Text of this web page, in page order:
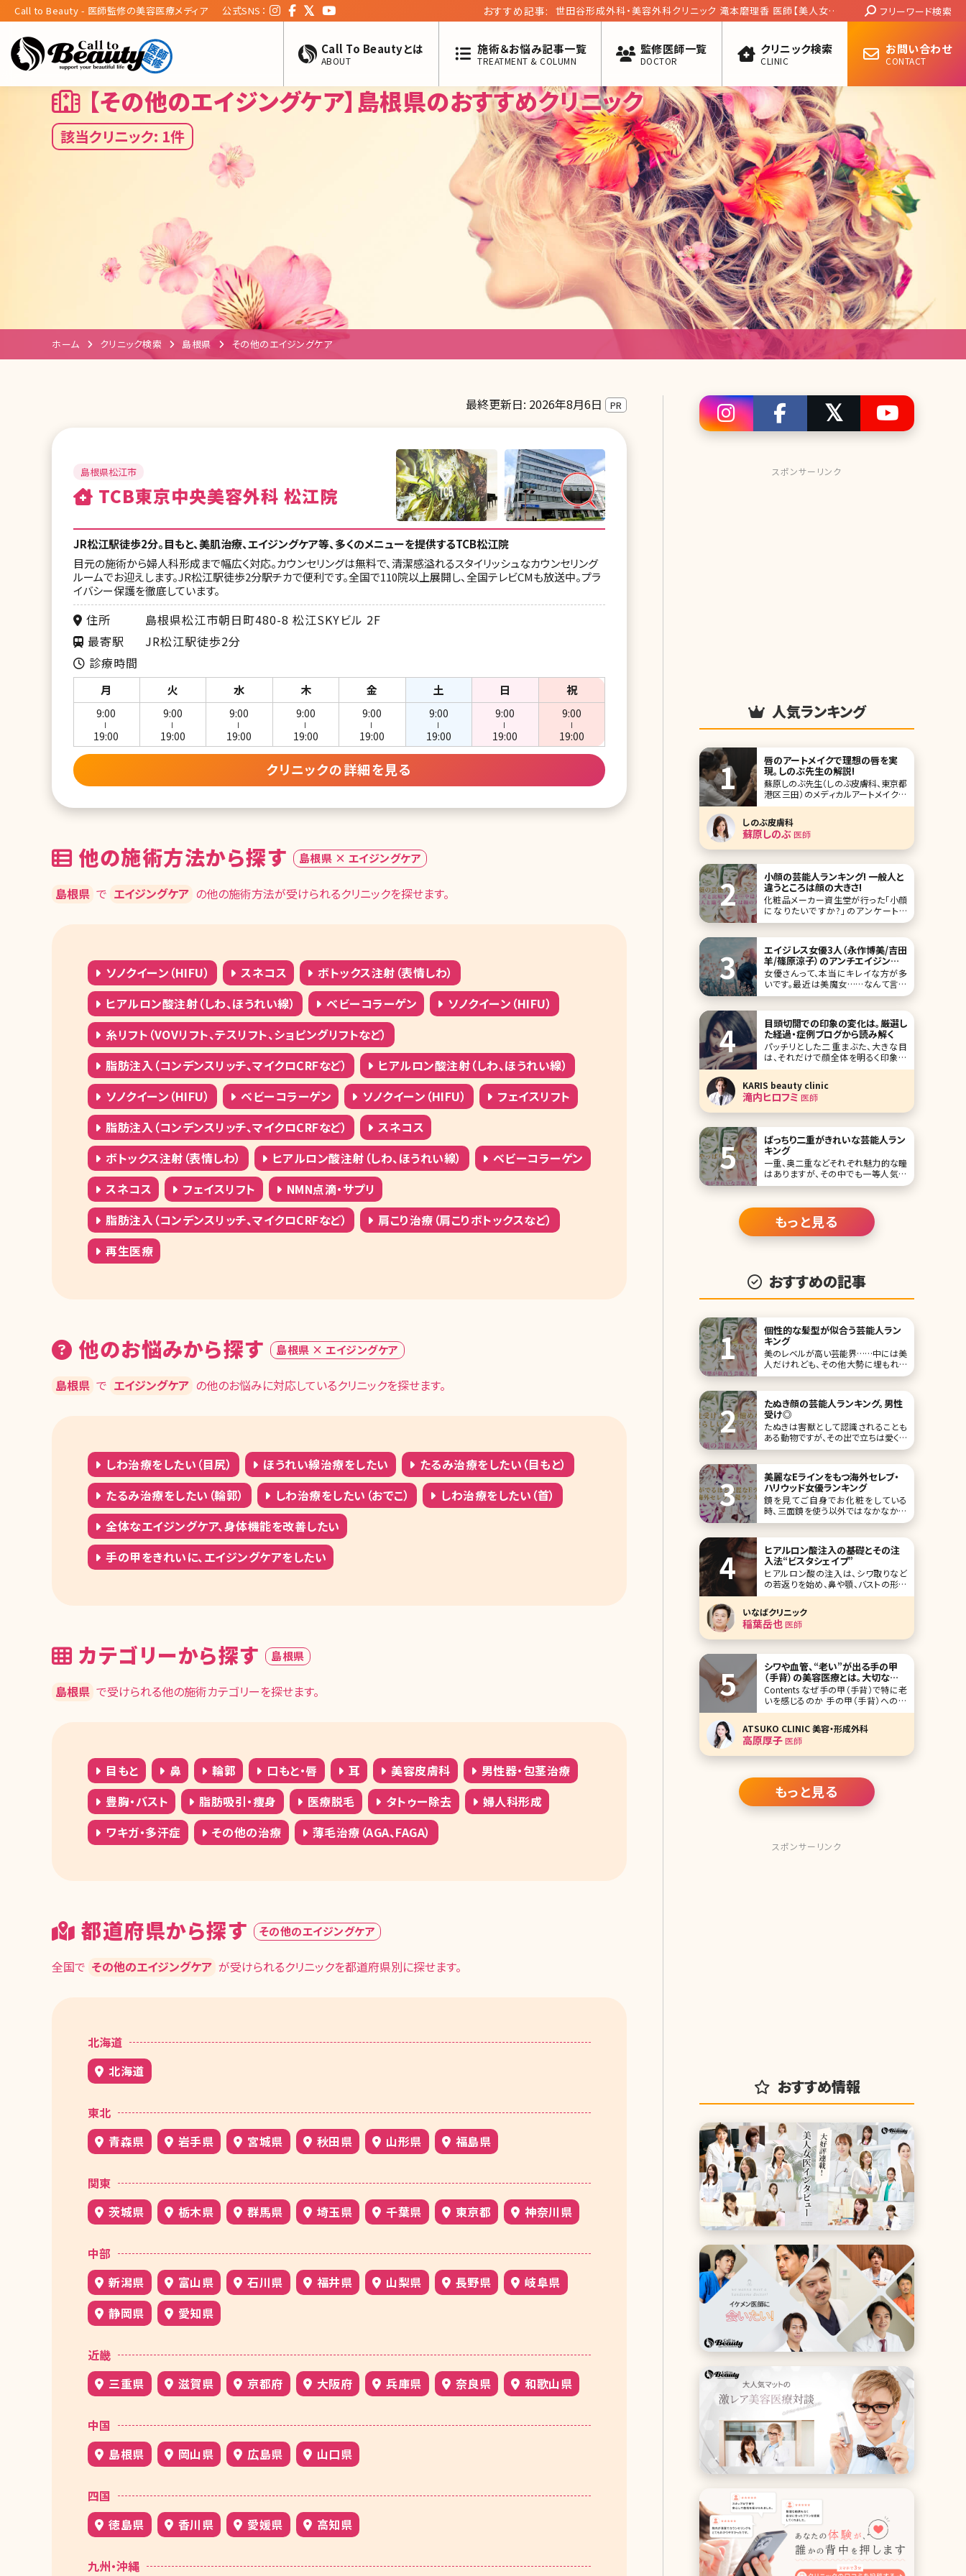
Call to Beauty - 医師監修の美容医療メディア 公式SNS： おすすめ記事:
夏にオススメの医療機関専売コスメ。初めてのかた選び方教えま
Search:
フリーワード検索
Call To Beautyとは
ABOUT
施術＆お悩み記事一覧
TREATMENT & COLUMN
監修医師一覧
DOCTOR
クリニック検索
CLINIC
お問い合わせ
CONTACT
【その他のエイジングケア】島根県のおすすめクリニック
該当クリニック: 1件
ホーム クリニック検索 島根県 その他のエイジングケア
最終更新日: 2026年8月6日 PR
島根県松江市
TCB東京中央美容外科 松江院
JR松江駅徒歩2分。目もと、美肌治療、エイジングケア等、多くのメニューを提供するTCB松江院
目元の施術から婦人科形成まで幅広く対応。カウンセリングは無料で、清潔感溢れるスタイリッシュなカウンセリング
ルームでお迎えします。JR松江駅徒歩2分駅チカで便利です。全国で110院以上展開し、全国テレビCMも放送中。プラ
イバシー保護を徹底しています。
住所
島根県松江市朝日町480-8 松江SKYビル 2F
最寄駅
JR松江駅徒歩2分
診療時間
月 火 水 木 金 土 日 祝
9:00
19:00
9:00
19:00
9:00
19:00
9:00
19:00
9:00
19:00
9:00
19:00
9:00
19:00
9:00
19:00
クリニックの詳細を見る
他の施術方法から探す 島根県 × エイジングケア
島根県 で エイジングケア の他の施術方法が受けられるクリニックを探せます。
ソノクイーン（HIFU） スネコス
ボトックス注射（表情しわ）
ヒアルロン酸注射（しわ、ほうれい線）
ベビーコラーゲン
ソノクイーン（HIFU）
糸リフト（VOVリフト、テスリフト、ショピングリフトなど）
脂肪注入（コンデンスリッチ、マイクロCRFなど）
ヒアルロン酸注射（しわ、ほうれい線）
ソノクイーン（HIFU）
ベビーコラーゲン ソノクイーン（HIFU）
フェイスリフト
脂肪注入（コンデンスリッチ、マイクロCRFなど）
スネコス
ボトックス注射（表情しわ）
ヒアルロン酸注射（しわ、ほうれい線）
ベビーコラーゲン
スネコス
フェイスリフト
NMN点滴・サプリ
脂肪注入（コンデンスリッチ、マイクロCRFなど）
肩こり治療（肩こりボトックスなど）
再生医療
他のお悩みから探す 島根県 × エイジングケア
島根県 で エイジングケア の他のお悩みに対応しているクリニックを探せます。
しわ治療をしたい（目尻） ほうれい線治療をしたい
たるみ治療をしたい（目もと）
たるみ治療をしたい（輪郭）
しわ治療をしたい（おでこ）
しわ治療をしたい（首）
全体なエイジングケア、身体機能を改善したい
手の甲をきれいに、エイジングケアをしたい
カテゴリーから探す 島根県
島根県 で受けられる他の施術カテゴリーを探せます。
目もと 鼻 輪郭 口もと・唇 耳 美容皮膚科
男性器・包茎治療
豊胸・バスト
脂肪吸引・痩身 医療脱毛 タトゥー除去
婦人科形成
ワキガ・多汗症
その他の治療 薄毛治療（AGA、FAGA）
都道府県から探す その他のエイジングケア
全国で その他のエイジングケア が受けられるクリニックを都道府県別に探せます。
北海道
北海道
東北
青森県
岩手県 宮城県 秋田県 山形県 福島県
関東
茨城県
栃木県 群馬県 埼玉県 千葉県 東京都 神奈川県
中部
新潟県
富山県 石川県 福井県 山梨県 長野県
岐阜県
静岡県
愛知県
近畿
三重県
滋賀県 京都府 大阪府 兵庫県 奈良県 和歌山県
中国
島根県
岡山県 広島県 山口県
四国
徳島県
香川県 愛媛県 高知県
九州・沖縄
スポンサーリンク
人気ランキング
唇のアートメイクで理想の唇を実
現。しのぶ先生の解説!
蘇原しのぶ先生（しのぶ皮膚科、東京都
港区三田）のメディカルアートメイク企
画第四弾はリップのアートメイクです。
ふっくらとしたセクシーな唇、赤ちゃん
のようなくすみのないクリアな唇、口角
が上がった華やかな唇。あなたの理想
はどのような唇ですか?アートメイクに
しのぶ皮膚科
蘇原しのぶ医師
小顔の芸能人ランキング! 一般人と
違うところは顔の大きさ!
化粧品メーカー資生堂が行った「小顔
になりたいですか?」のアンケートで
YESと答えた女性は84.8%。 この結果
を見て「あ、となりの人より顔が大きい
（小さい）……」なんて、チェックしたこと
がある方もいるのではないでしょうか。
エイジレス女優3人（永作博美/吉田
羊/篠原涼子）のアンチエイジング
法徹底研究
女優さんって、本当にキレイな方が多
いです。最近は美魔女……なんて言葉
もありますが、やっぱり女優さんの美し
る方は、まず肌がきれい、ヘアスタイル
もしっとりサラサラ、もちろんスタイルも
抜群で、いったいどんなアンチエイジン
グの対策を
目頭切開での印象の変化は。厳選し
た経過・症例ブログから読み解く
パッチリとした二重まぶた、大きな目
は、それだけで顔全体を明るく印象付
けてくれるもの。特に、私たち日本人の
てしまいがちですね。二重まぶた、大き
な目になる方法はいくつかありますが、
今回は美容クリニックなどの医療機関
ポットを当ててお
KARIS beauty clinic
滝内ヒロフミ 医師
ぱっちり二重がきれいな芸能人ラン
キング
一重、奥二重などそれぞれ魅力的な瞳
はありますが、その中でも一等人気が
あるのがなんといっても二重!パッチリ
ある人もいるのではないでしょうか。 こ
こでは、そんな惚れ惚れするような二重
がきれいな芸能人をランキングTOP10
にしてまとめています。 第1位橋本環
もっと見る
おすすめの記事
個性的な髪型が似合う芸能人ラン
キング
美のレベルが高い芸能界……中には美
人だけれども、その他大勢に埋もれて
しまっている人もいるかもしれません。
います!その個性のひとつが髪型であ
り、特に女性の場合はヘアスタイルで
大きく雰囲気が変わるものです。 ここで
は、そんな個性的な髪型にすることで
注目を集めたり、
たぬき顔の芸能人ランキング。男性
受け◎
たぬきは害獣として認識されることも
ある動物ですが、その出で立ちは愛くる
しいです。また古来から日本人のそばで
みを感じる存在でもありますよね。 人
間の中には、そんなたぬきに顔立ちが
似ている方がいます。たぬき顏は、たぬ
き自身の特徴で
美麗なEラインをもつ海外セレブ・
ハリウッド女優ランキング
鏡を見てご自身でお化粧をしている
時、三面鏡を使う以外ではなかなか意
識することのない横顔。正面は完璧だ
人は多いのではないでしょうか。 ここで
タイトルにあるEラインですが、1954年
に歯科医のロバート・リケッツが発表し
た美の基準のひとつです。人の横顔を
見
ヒアルロン酸注入の基礎とその注
入法“ビスタシェイプ”
ヒアルロン酸の注入は、シワ取りなど
の若返りを始め、鼻や顎、バストの形成
などに用いられている方法です。そし
ヌス治療（ボトックス）もよく知られてい
ますね。ヒアルロン酸注入やボツリヌス
治療はそれぞれに異なった特徴を持
いなばクリニック
稲葉岳也医師
シワや血管、“老い”が出る手の甲
（手背）の美容医療とは。大切な普
段の自宅ケアも解説
Contents なぜ手の甲（手背）で特に老
いを感じるのか 手の甲（手背）への美
容医療施術 自宅でできる手の甲（手
ても若々しく綺麗なのに、体のパーツで
老いを感じるなんてことありませんか?
よく言われるパーツとしては首と手の
ATSUKO CLINIC 美容・形成外科
高原厚子医師
もっと見る
スポンサーリンク
おすすめ情報